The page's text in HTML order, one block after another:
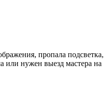
пропала подсветка,
или нужен выезд мастера на